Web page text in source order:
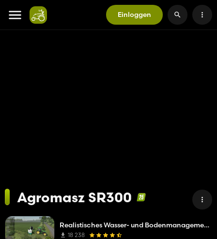
Einloggen
Agromasz SR300
Realistisches Wasser- und Bodenmanagement (RWSM)
18 238